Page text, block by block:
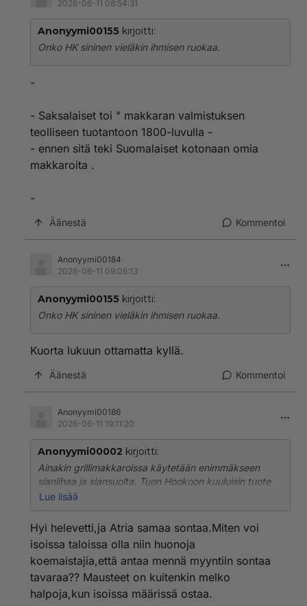
2026-06-11 08:54:31
Anonyymi00155 kirjoitti:
Onko HK sininen vieläkin ihmisen ruokaa.
-
- Saksalaiset toi " makkaran valmistuksen
teolliseen tuotantoon 1800-luvulla -
- ennen sitä teki Suomalaiset kotonaan omia
makkaroita .
-
Äänestä Kommentoi
Anonyymi00184
2026-06-11 09:05:13
Anonyymi00155 kirjoitti:
Onko HK sininen vieläkin ihmisen ruokaa.
Kuorta lukuun ottamatta kyllä.
Äänestä Kommentoi
Anonyymi00186
2026-06-11 19:11:20
Anonyymi00002 kirjoitti:
Ainakin grillimakkaroissa käytetään enimmäkseen
sianlihaa ja siansuolta. Tuon Hookoon kuuluisin tuote
tosin on muoviin kääritty leivos, eräänalinen kieroon
Lue lisää
Hyi helevetti,ja Atria samaa sontaa.Miten voi
isoissa taloissa olla niin huonoja
koemaistajia,että antaa mennä myyntiin sontaa
tavaraa?? Mausteet on kuitenkin melko
halpoja,kun isoissa määrissä ostaa.